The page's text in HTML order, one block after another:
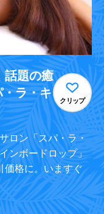
話題の癒
ラ・キ
クリップ
ロン「スパ・ラ・
ンボードロップ」
価格に。いますぐ